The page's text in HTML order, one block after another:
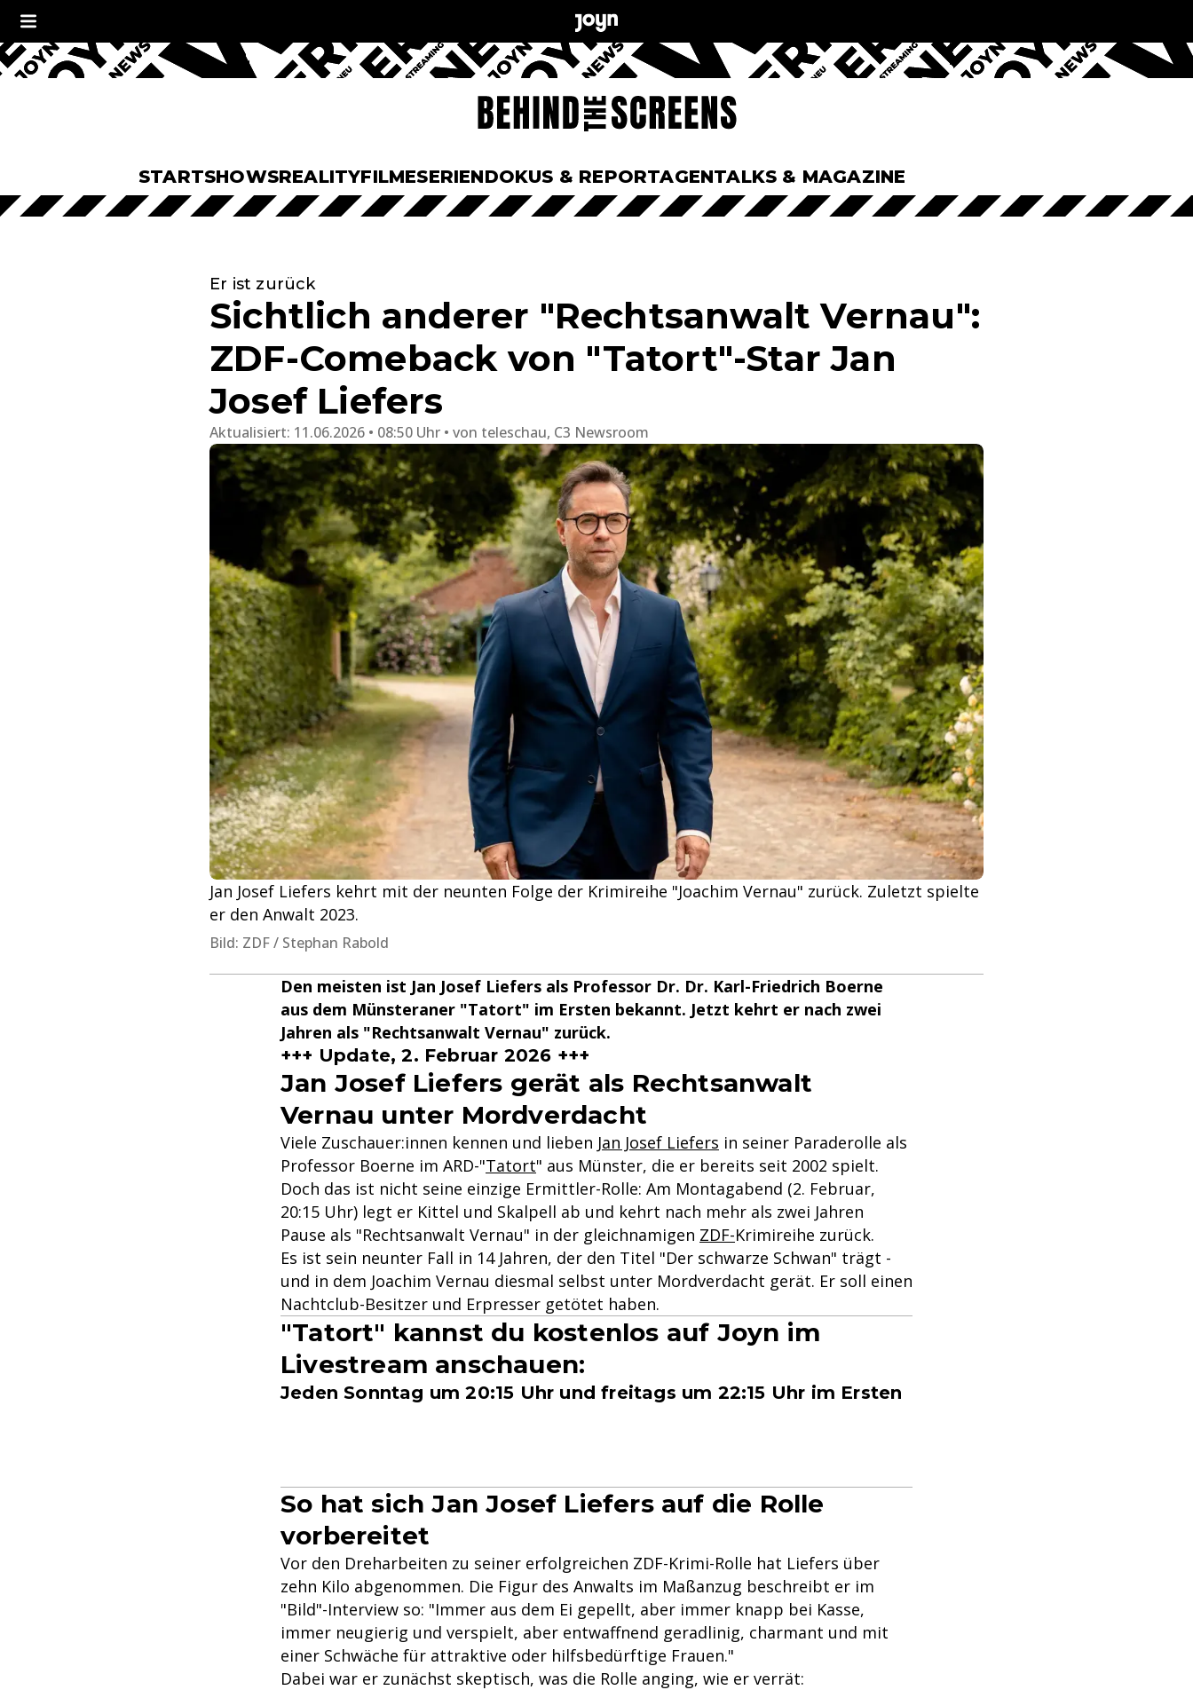
STARTSHOWSREALITYFILMESERIENDOKUS & REPORTAGENTALKS & MAGAZINE
Er ist zurück
Sichtlich anderer "Rechtsanwalt Vernau":
ZDF-Comeback von "Tatort"-Star Jan
Josef Liefers
Aktualisiert: 11.06.2026 • 08:50 Uhr von teleschau, C3 Newsroom
Jan Josef Liefers kehrt mit der neunten Folge der Krimireihe "Joachim Vernau" zurück. Zuletzt spielte
er den Anwalt 2023.
Bild: ZDF / Stephan Rabold
Den meisten ist Jan Josef Liefers als Professor Dr. Dr. Karl-Friedrich Boerne
aus dem Münsteraner "Tatort" im Ersten bekannt. Jetzt kehrt er nach zwei
Jahren als "Rechtsanwalt Vernau" zurück.
+++ Update, 2. Februar 2026 +++
Jan Josef Liefers gerät als Rechtsanwalt
Vernau unter Mordverdacht
Viele Zuschauer:innen kennen und lieben Jan Josef Liefers in seiner Paraderolle als
Professor Boerne im ARD-"Tatort" aus Münster, die er bereits seit 2002 spielt.
Doch das ist nicht seine einzige Ermittler-Rolle: Am Montagabend (2. Februar,
20:15 Uhr) legt er Kittel und Skalpell ab und kehrt nach mehr als zwei Jahren
Pause als "Rechtsanwalt Vernau" in der gleichnamigen ZDF-Krimireihe zurück.
Es ist sein neunter Fall in 14 Jahren, der den Titel "Der schwarze Schwan" trägt -
und in dem Joachim Vernau diesmal selbst unter Mordverdacht gerät. Er soll einen
Nachtclub-Besitzer und Erpresser getötet haben.
"Tatort" kannst du kostenlos auf Joyn im
Livestream anschauen:
Jeden Sonntag um 20:15 Uhr und freitags um 22:15 Uhr im Ersten
So hat sich Jan Josef Liefers auf die Rolle
vorbereitet
Vor den Dreharbeiten zu seiner erfolgreichen ZDF-Krimi-Rolle hat Liefers über
zehn Kilo abgenommen. Die Figur des Anwalts im Maßanzug beschreibt er im
"Bild"-Interview so: "Immer aus dem Ei gepellt, aber immer knapp bei Kasse,
immer neugierig und verspielt, aber entwaffnend geradlinig, charmant und mit
einer Schwäche für attraktive oder hilfsbedürftige Frauen."
Dabei war er zunächst skeptisch, was die Rolle anging, wie er verrät: